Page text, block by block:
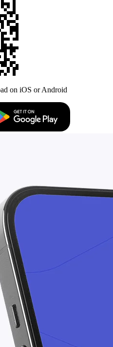
on iOS or Android